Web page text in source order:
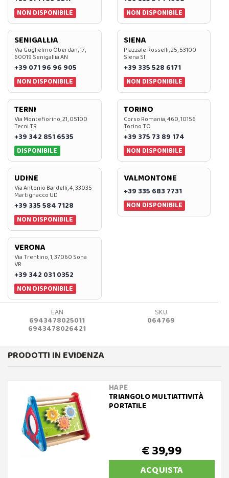
NON DISPONIBILE
NON DISPONIBILE
SENIGALLIA
Via Guglielmo Oberdan, 17,
60019 Senigallia AN
+39 071 96 96 905
NON DISPONIBILE
SIENA
Piazzale Rosselli, 25, 53100
Siena SI
+39 335 528 6171
NON DISPONIBILE
TERNI
Via Montefiorino, 21, 05100
Terni TR
+39 342 851 6535
DISPONIBILE
TORINO
Corso Romania, 460, 10156
Torino TO
+39 375 73 89 174
NON DISPONIBILE
UDINE
Via Antonio Bardelli, 4, 33035
Martignacco UD
+39 335 584 7128
NON DISPONIBILE
VALMONTONE
+39 335 683 7731
NON DISPONIBILE
VERONA
Via Trentino, 1, 37060 Sona
VR
+39 342 031 0352
NON DISPONIBILE
EAN
6943478025011
6943478026421
SKU
064769
PRODOTTI IN EVIDENZA
HAPE
TRIANGOLO MULTIATTIVITÀ
PORTATILE
€ 39,99
ACQUISTA